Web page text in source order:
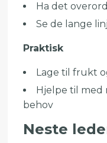
Ha det
Se de lange
Praktisk
Lage til frukt
Hjelpe til med
behov
Neste